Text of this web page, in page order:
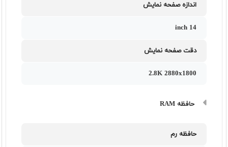
اندازه صفحه نمایش
14 inch
دقت صفحه نمایش
2.8K 2880x1800
حافظه RAM
حافظه رم